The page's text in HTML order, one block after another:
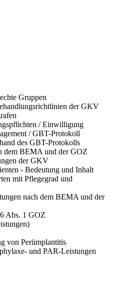
Gruppen
der GKV
/ Einwilligung
/ GBT-Protokoll
des GBT-Protokolls
dem BEMA und der GOZ
der GKV
- Bedeutung und Inhalt
mit Pflegegrad und
nach dem BEMA und der
Abs. 1 GOZ
von Periimplantitis
und PAR-Leistungen